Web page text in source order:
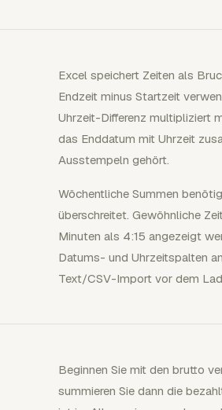
Excel speichert Zeiten als
Endzeit minus Startzeit
Uhrzeit-Differenz multipliziert
das Enddatum mit Uhrzeit
Ausstempeln gehört.
Wöchentliche Summen
überschreitet. Gewöhnliche
Minuten als 4:15 angezeigt
Datums- und Uhrzeitspalten
Text/CSV-Import vor dem
Beginnen Sie mit den brutto
summieren Sie dann die